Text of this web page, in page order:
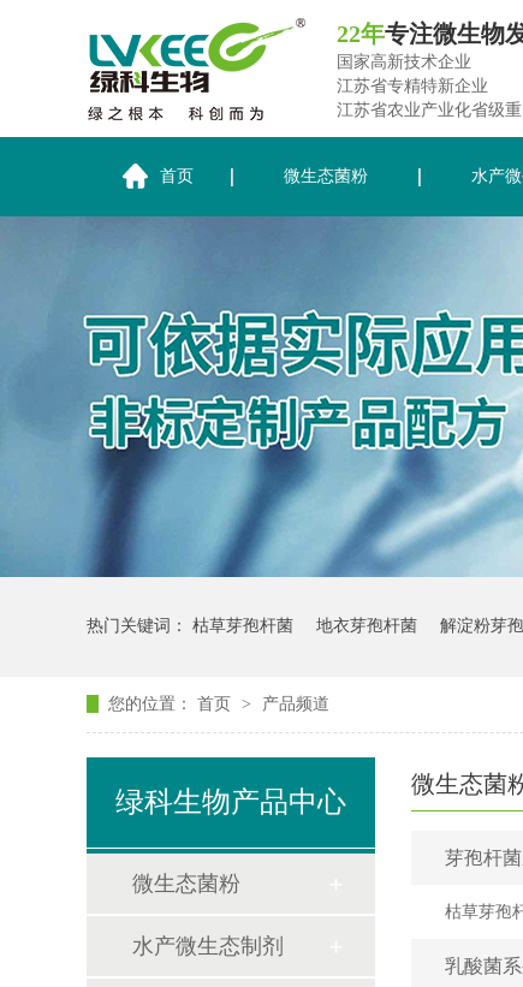
22年专注微生物
国家高新技术企业
江苏省专精特新企业
江苏省农业产业化省级
首页 微生态菌粉 水产
热门关键词： 枯草芽孢杆菌 地衣芽孢杆菌 解淀粉芽
您的位置： 首页 > 产品频道
绿科生物产品中心
微生态菌粉
水产微生态制剂
微生态菌
芽孢杆菌
枯草芽孢
乳酸菌系